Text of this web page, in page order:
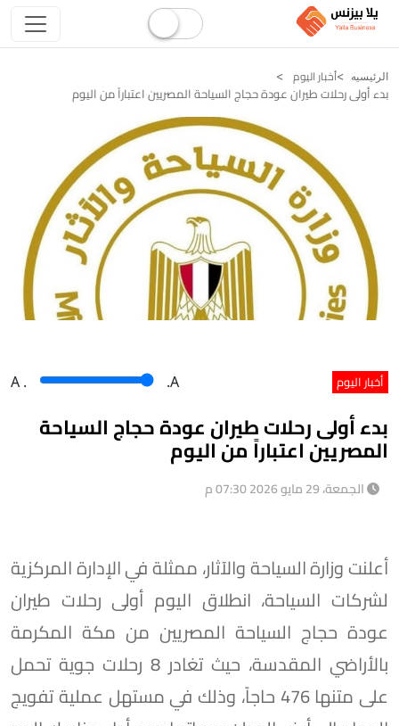
الرئيسيه أخبار اليوم
بدء أولى رحلات طيران عودة حجاج السياحة المصريين اعتباراً من اليوم
أخبار اليوم A . .A
بدء أولى رحلات طيران عودة حجاج السياحة
المصريين اعتباراً من اليوم
الجمعة، 29 مايو 2026 07:30 م
أعلنت وزارة السياحة والآثار، ممثلة في الإدارة المركزية
لشركات السياحة، انطلاق اليوم أولى رحلات طيران
عودة حجاج السياحة المصريين من مكة المكرمة
بالأراضي المقدسة، حيث تغادر 8 رحلات جوية تحمل
على متنها 476 حاجاً، وذلك في مستهل عملية تفويج